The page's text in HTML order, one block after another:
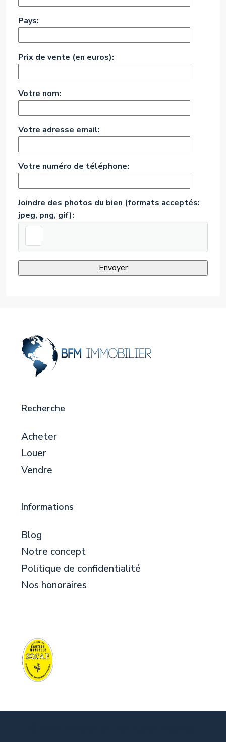
Pays:
Prix de vente (en euros):
Votre nom:
Votre adresse email:
Votre numéro de téléphone:
Joindre des photos du bien (formats acceptés:
jpeg, png, gif):
Recherche
Acheter
Louer
Vendre
Informations
Blog
Notre concept
Politique de confidentialité
Nos honoraires